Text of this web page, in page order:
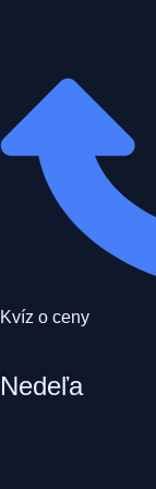
Kvíz o ceny
Nedeľa